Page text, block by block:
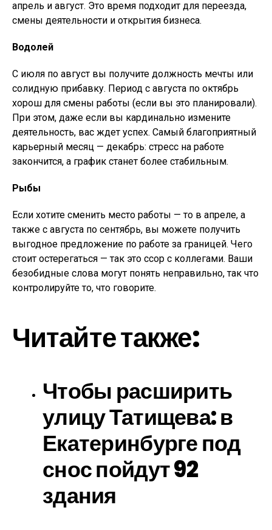
апрель и август. Это время подходит для переезда,
смены деятельности и открытия бизнеса.
Водолей
С июля по август вы получите должность мечты или
солидную прибавку. Период с августа по октябрь
хорош для смены работы (если вы это планировали).
При этом, даже если вы кардинально измените
деятельность, вас ждет успех. Самый благоприятный
карьерный месяц — декабрь: стресс на работе
закончится, а график станет более стабильным.
Рыбы
Если хотите сменить место работы — то в апреле, а
также с августа по сентябрь, вы можете получить
выгодное предложение по работе за границей. Чего
стоит остерегаться — так это ссор с коллегами. Ваши
безобидные слова могут понять неправильно, так что
контролируйте то, что говорите.
Читайте также:
Чтобы расширить
улицу Татищева: в
Екатеринбурге под
снос пойдут 92
здания